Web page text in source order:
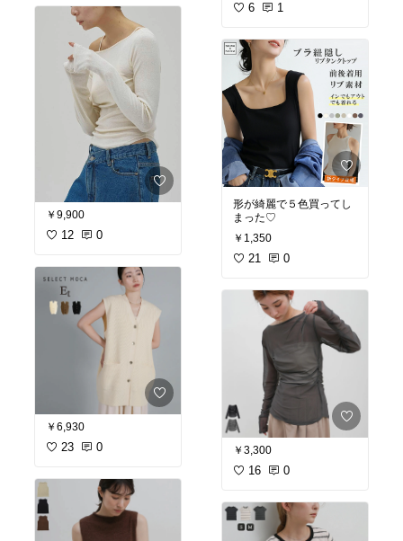
￥9,900
12 0
￥6,930
23 0
6 1
形が綺麗で５色買ってし
まった♡
￥1,350
21 0
￥3,300
16 0